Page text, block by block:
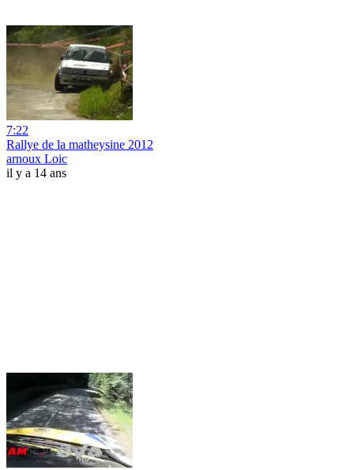
7:22
Rallye de la matheysine 2012
arnoux Loic
il y a 14 ans